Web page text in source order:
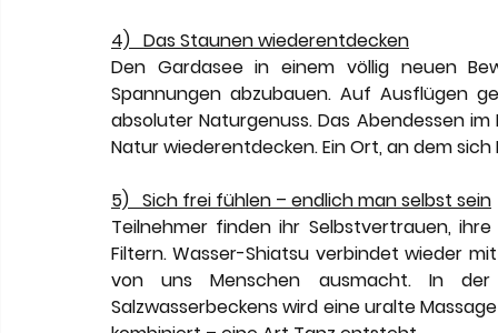
4)   Das Staunen wiederentdecken
Den Gardasee in einem völlig neuen
Spannungen abzubauen. Auf Ausflügen
absoluter Naturgenuss. Das Abendessen
Natur wiederentdecken. Ein Ort, an dem
5)   Sich frei fühlen – endlich man selbst sein
Teilnehmer finden ihr Selbstvertrauen,
Filtern. Wasser-Shiatsu verbindet wieder
von uns Menschen ausmacht. In der
Salzwasserbeckens wird eine uralte